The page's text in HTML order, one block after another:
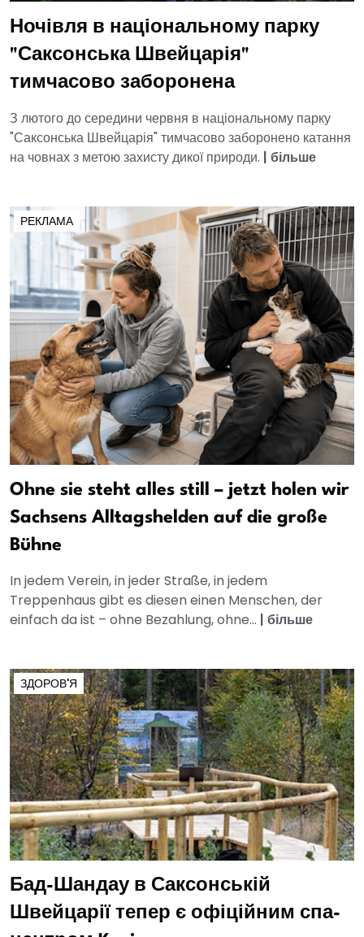
Ночівля в національному парку
"Саксонська Швейцарія"
тимчасово заборонена
З лютого до середини червня в національному парку
"Саксонська Швейцарія" тимчасово заборонено катання
на човнах з метою захисту дикої природи. | більше
РЕКЛАМА
Ohne sie steht alles still – jetzt holen wir
Sachsens Alltagshelden auf die große
Bühne
In jedem Verein, in jeder Straße, in jedem
Treppenhaus gibt es diesen einen Menschen, der
einfach da ist – ohne Bezahlung, ohne... | більше
ЗДОРОВ'Я
Бад-Шандау в Саксонській
Швейцарії тепер є офіційним спа-